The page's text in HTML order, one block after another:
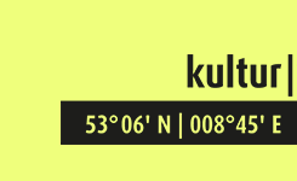
Kultur Vor Ort
BREMEN GRÖPELINGEN